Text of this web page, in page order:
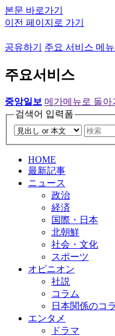
본문 바로가기
이전 페이지로 가기
공유하기 주요 서비스 메뉴
주요서비스
중앙일보 메가메뉴로 돌아
검색어 입력폼
HOME
最新記事
ニュース
政治
経済
国際・日本
北朝鮮
社会・文化
スポーツ
オピニオン
社説
コラム
日本関係のコ
エンタメ
ドラマ